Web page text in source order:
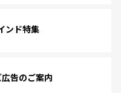
ンド特集
広告のご案内